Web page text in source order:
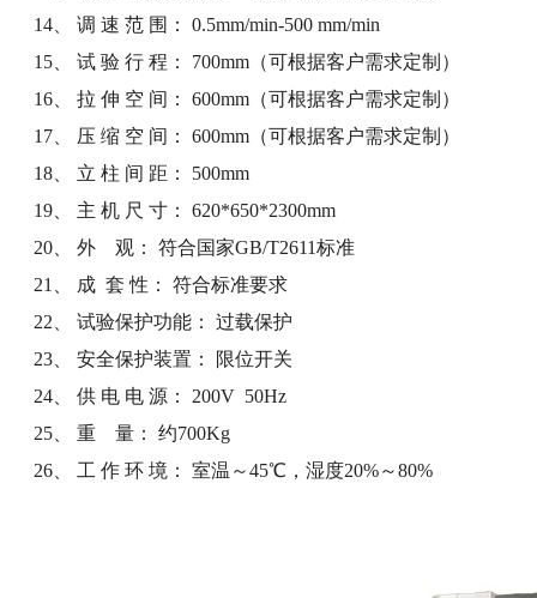
14、 调 速 范 围： 0.5mm/min-500 mm/min
15、 试 验 行 程： 700mm（可根据客户需求定制）
16、 拉 伸 空 间： 600mm（可根据客户需求定制）
17、 压 缩 空 间： 600mm（可根据客户需求定制）
18、 立 柱 间 距： 500mm
19、 主 机 尺 寸： 620*650*2300mm
20、 外 观： 符合国家GB/T2611标准
21、 成 套 性： 符合标准要求
22、 试验保护功能： 过载保护
23、 安全保护装置： 限位开关
24、 供 电 电 源： 200V 50Hz
25、 重 量： 约700Kg
26、 工 作 环 境： 室温～45℃，湿度20%～80%